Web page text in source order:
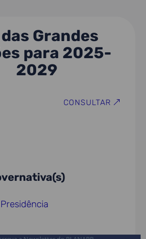
Grandes
para 2025-
2029
CONSULTAR
Presidência